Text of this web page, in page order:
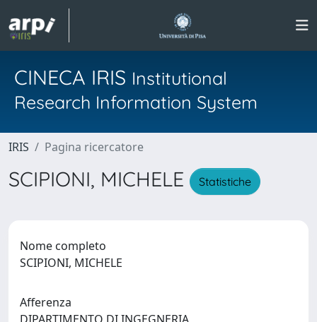
CINECA IRIS Institutional
Research Information System
IRIS Pagina ricercatore
SCIPIONI, MICHELE Statistiche
Nome completo
SCIPIONI, MICHELE
Afferenza